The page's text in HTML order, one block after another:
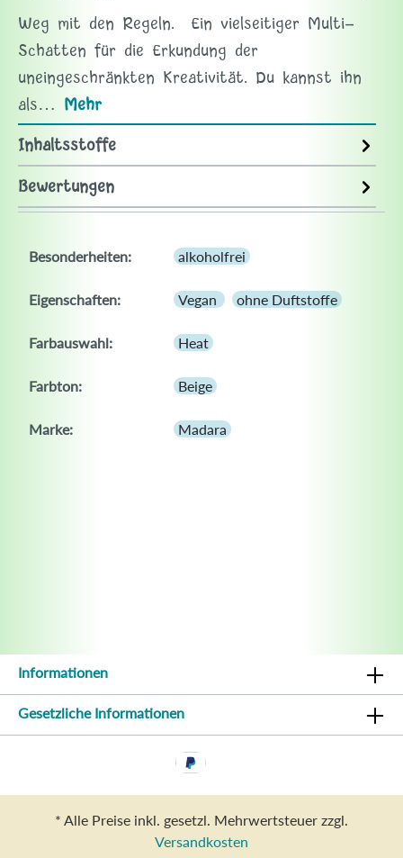
Weg mit den Regeln. Ein vielseitiger Multi-
Schatten für die Erkundung der
uneingeschränkten Kreativität. Du kannst ihn
als… Mehr
Inhaltsstoffe
Bewertungen
Besonderheiten: alkoholfrei
Eigenschaften: Vegan ohne Duftstoffe
Farbauswahl: Heat
Farbton: Beige
Marke: Madara
Informationen
Gesetzliche Informationen
* Alle Preise inkl. gesetzl. Mehrwertsteuer zzgl.
Versandkosten